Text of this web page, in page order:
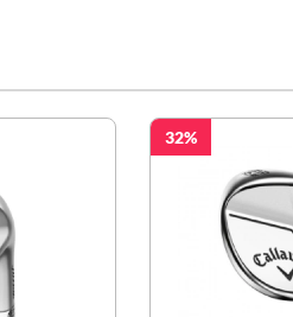
32